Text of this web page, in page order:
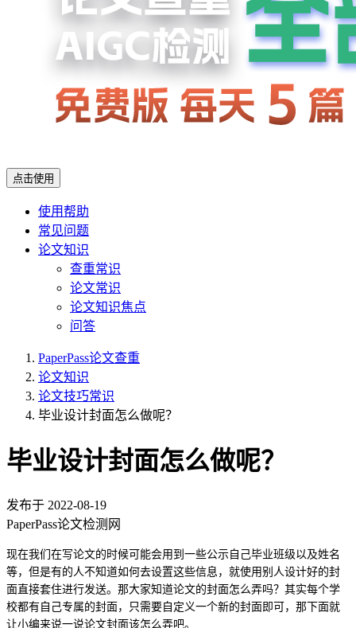
点击使用
使用帮助
常见问题
论文知识
查重常识
论文常识
论文知识焦点
问答
PaperPass论文查重
论文知识
论文技巧常识
毕业设计封面怎么做呢？
毕业设计封面怎么做呢？
发布于 2022-08-19
PaperPass论文检测网
现在我们在写论文的时候可能会用到一些公示自己毕业班级以及姓名
等，但是有的人不知道如何去设置这些信息，就使用别人设计好的封
面直接套住进行发送。那大家知道论文的封面怎么弄吗？其实每个学
校都有自己专属的封面，只需要自定义一个新的封面即可，那下面就
让小编来说一说论文封面该怎么弄吧。